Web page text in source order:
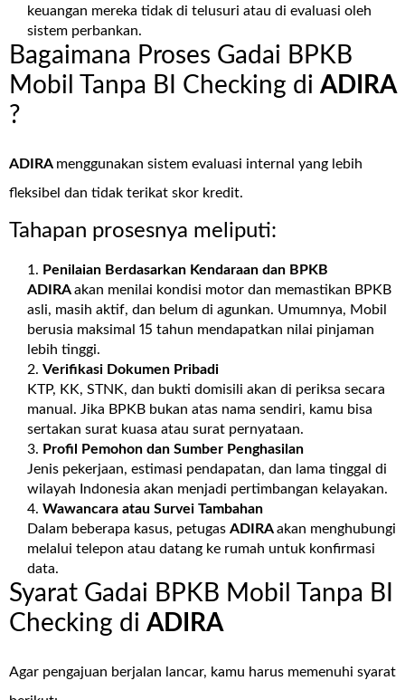
keuangan mereka tidak di telusuri atau di evaluasi oleh
sistem perbankan.
Bagaimana Proses Gadai BPKB
Mobil Tanpa BI Checking di ADIRA
?
ADIRA menggunakan sistem evaluasi internal yang lebih
fleksibel dan tidak terikat skor kredit.
Tahapan prosesnya meliputi:
Penilaian Berdasarkan Kendaraan dan BPKB
ADIRAakan menilai kondisi motor dan memastikan BPKB
asli, masih aktif, dan belum di agunkan. Umumnya, Mobil
berusia maksimal 15 tahun mendapatkan nilai pinjaman
lebih tinggi.
Verifikasi Dokumen Pribadi
KTP, KK, STNK, dan bukti domisili akan di periksa secara
manual. Jika BPKB bukan atas nama sendiri, kamu bisa
sertakan surat kuasa atau surat pernyataan.
Profil Pemohon dan Sumber Penghasilan
Jenis pekerjaan, estimasi pendapatan, dan lama tinggal di
wilayah Indonesia akan menjadi pertimbangan kelayakan.
Wawancara atau Survei Tambahan
Dalam beberapa kasus, petugas ADIRAakan menghubungi
melalui telepon atau datang ke rumah untuk konfirmasi
data.
Syarat Gadai BPKB Mobil Tanpa BI
Checking di ADIRA
Agar pengajuan berjalan lancar, kamu harus memenuhi syarat